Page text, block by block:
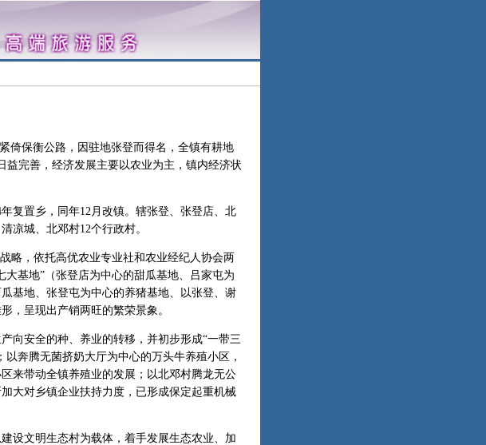
保衡公路，因驻地张登而得名，全镇有耕地
益完善，经济发展主要以农业为主，镇内经济状
复置乡，同年12月改镇。辖张登、张登店、北
凉城、北邓村12个行政村。
，依托高优农业专业社和农业经纪人协会两
基地”（张登店为中心的甜瓜基地、吕家屯为
基地、张登屯为中心的养猪基地、以张登、谢
，呈现出产销两旺的繁荣景象。
安全的种、养业的转移，并初步形成“一带三
奔腾无菌挤奶大厅为中心的万头牛养殖小区，
来带动全镇养殖业的发展；以北邓村腾龙无公
大对乡镇企业扶持力度，已形成保定起重机械
文明生态村为载体，着手发展生态农业、加